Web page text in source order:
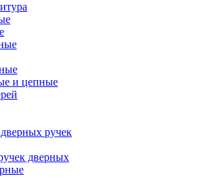
и цепные
ручек
дверных